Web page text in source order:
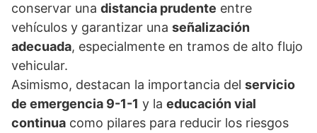
conservar una distancia prudente entre
vehículos y garantizar una señalización
adecuada, especialmente en tramos de alto flujo
vehicular.
Asimismo, destacan la importancia del servicio
de emergencia 9-1-1 y la educación vial
continua como pilares para reducir los riesgos